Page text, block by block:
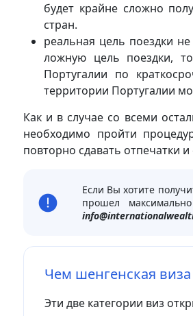
будет крайне сложно
стран.
реальная цель поездки не
ложную цель поездки,
Португалии по
территории Португалии
Как и в случае со всеми
необходимо пройти
повторно сдавать отпечатки
Если Вы хотите
прошел
Чем шенгенская
Эти две категории виз